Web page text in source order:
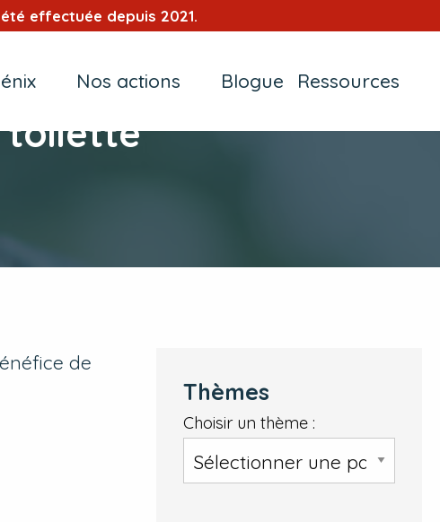
effectuée depuis 2021.
Nos actions Blogue Ressources
toilette
de
Thèmes
Choisir un thème :